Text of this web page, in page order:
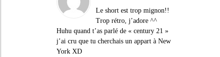
Le short est trop mignon!!
Trop rétro, j’adore ^^
Huhu quand t’as parlé de « century 21 »
j’ai cru que tu cherchais un appart à New
York XD